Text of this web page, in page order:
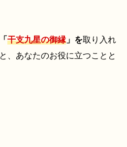
干支九星の御縁」を取り入れ
、あなたのお役に立つことと